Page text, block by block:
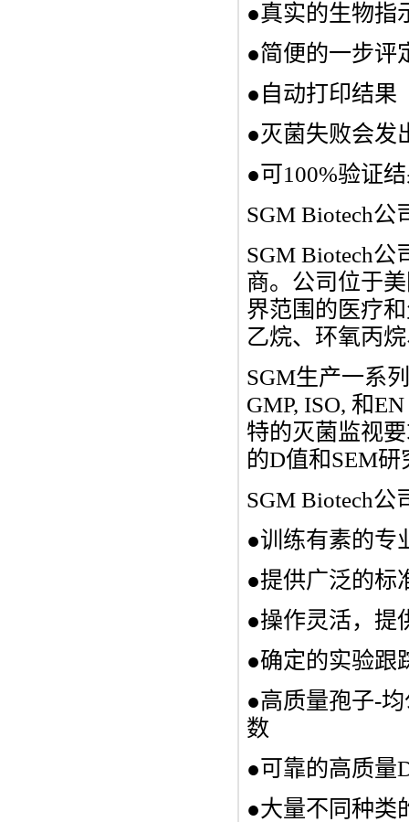
●真实的生物指
●简便的一步评
●自动打印结果
●灭菌失败会发
●可100%验证
SGM Biotech公
SGM Biotech
商。公司位于
界范围的医疗
乙烷、环氧丙
SGM生产一系
GMP, ISO, 和
特的灭菌监视
的D值和SEM研
SGM Biotech公
●训练有素的专
●提供广泛的标
●操作灵活，提
●确定的实验跟
●高质量孢子-
数
●可靠的高质量
●大量不同种类